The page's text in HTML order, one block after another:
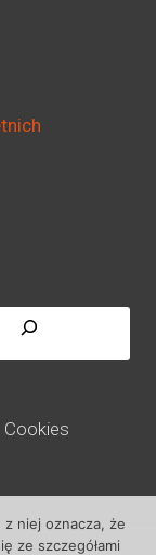
niej oznacza, że
ze szczegółami